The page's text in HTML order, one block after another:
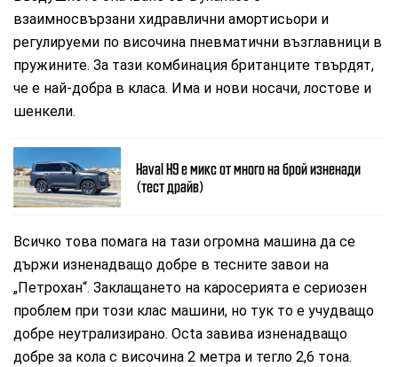
взаимносвързани хидравлични амортисьори и
регулируеми по височина пневматични възглавници в
пружините. За тази комбинация британците твърдят,
че е най-добра в класа. Има и нови носачи, лостове и
шенкели.
Haval H9 е микс от много на брой изненади
(тест драйв)
Всичко това помага на тази огромна машина да се
държи изненадващо добре в тесните завои на
„Петрохан“. Заклащането на каросерията е сериозен
проблем при този клас машини, но тук то е учудващо
добре неутрализирано. Octa завива изненадващо
добре за кола с височина 2 метра и тегло 2,6 тона.